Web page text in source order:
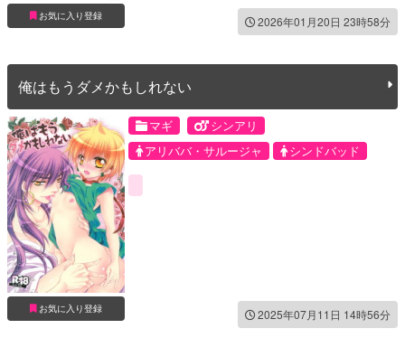
お気に入り登録 2026年01月20日 23時58分
俺はもうダメかもしれない
お気に入り登録
マギ
シンアリ
アリババ・サルージャ
シンドバッド
2025年07月11日 14時56分